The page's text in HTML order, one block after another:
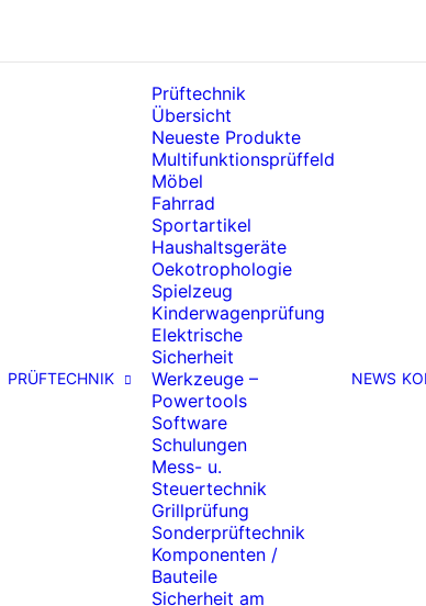
PRÜFTECHNIK
Prüftechnik
Übersicht
Neueste Produkte
Multifunktionsprüffeld
Möbel
Fahrrad
Sportartikel
Haushaltsgeräte
Oekotrophologie
Spielzeug
Kinderwagenprüfung
Elektrische
Sicherheit
Werkzeuge –
Powertools
Software
Schulungen
Mess- u.
Steuertechnik
Grillprüfung
Sonderprüftechnik
Komponenten /
Bauteile
Sicherheit am
NEWS